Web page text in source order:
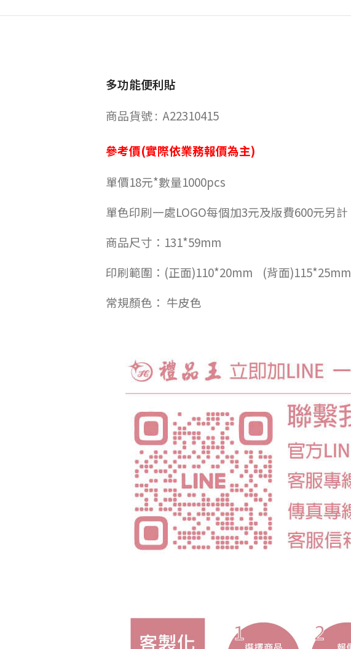
多功能便利貼
商品貨號 : A22310415
參考價(實際依業務報價為主)
單價18元*數量1000pcs
單色印刷一處LOGO每個加3元及版費600元另計
商品尺寸：131*59mm
印刷範圍：(正面)110*20mm (背面)115*25mm
常規顏色： 牛皮色